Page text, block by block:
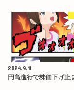
2024.9.11
円高進行で株価下げ止